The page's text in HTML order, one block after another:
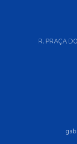
R. PRAÇA